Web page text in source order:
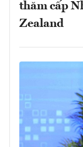
thăm cấp
Zealand